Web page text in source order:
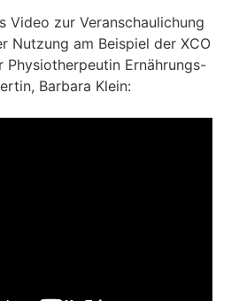
Video zur Veranschaulichung
Nutzung am Beispiel der XCO
Physiotherpeutin Ernährungs-
Barbara Klein: